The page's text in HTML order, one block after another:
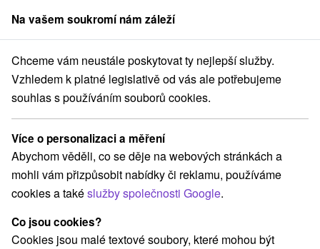
člen skupinySorger
Pobyty na Slovensku Wellness pobyty Javorníky
Wellness pobyty Javorníky
Kategorie
Všechny kategorie
Pobyty v akci(1)
Wellness pobyty(3) Víkendové pobyty(1)
Pobyty pro seniory
Na vašem soukromí nám záleží
Chceme vám neustále poskytovat ty nejlepší služby.
Vzhledem k platné legislativě od vás ale potřebujeme
souhlas s používáním souborů cookies.
Více o personalizaci a měření
Abychom věděli, co se děje na webových stránkách a
mohli vám přizpůsobit nabídky či reklamu, používáme
cookies a takéslužby společnosti Google.
Co jsou cookies?
Cookies jsou malé textové soubory, které mohou být